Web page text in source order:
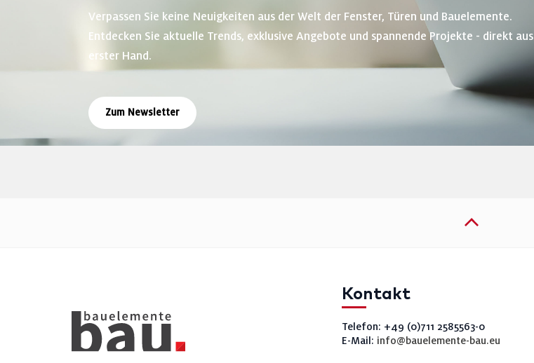
Verpassen Sie keine Neuigkeiten aus der Welt der Fenster, Türen und Bauelemente.
Entdecken Sie aktuelle Trends, exklusive Angebote und spannende Projekte - direkt aus
erster Hand.
Zum Newsletter
Kontakt
Telefon: +49 (0)711 2585563-0
E-Mail: info@bauelemente-bau.eu